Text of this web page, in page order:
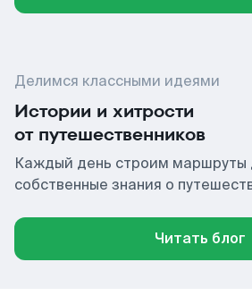
Делимся классными идеями
Истории и хитрости
от путешественников
Каждый день строим маршруты
собственные знания о
Читать блог